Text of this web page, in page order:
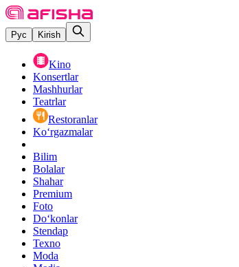
Рус Kirish
Kino
Konsertlar
Mashhurlar
Teatrlar
Restoranlar
Ko‘rgazmalar
Bilim
Bolalar
Shahar
Premium
Foto
Do‘konlar
Stendap
Texno
Moda